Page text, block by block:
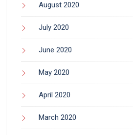
August 2020
July 2020
June 2020
May 2020
April 2020
March 2020